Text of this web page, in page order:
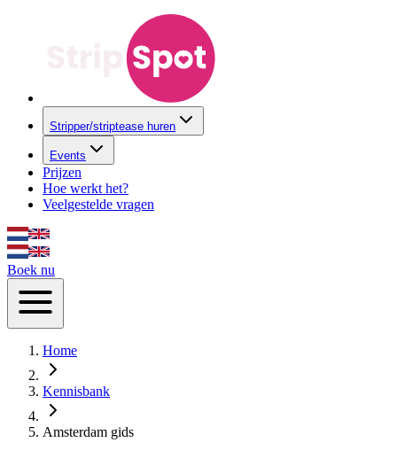
Stripper/striptease huren
Events
Prijzen
Hoe werkt het?
Veelgestelde vragen
Boek nu
Home
Kennisbank
Amsterdam gids